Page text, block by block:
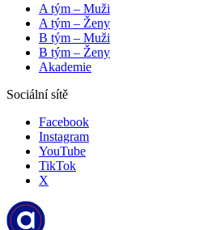
A tým – Muži
A tým – Ženy
B tým – Muži
B tým – Ženy
Akademie
Sociální sítě
Facebook
Instagram
YouTube
TikTok
X